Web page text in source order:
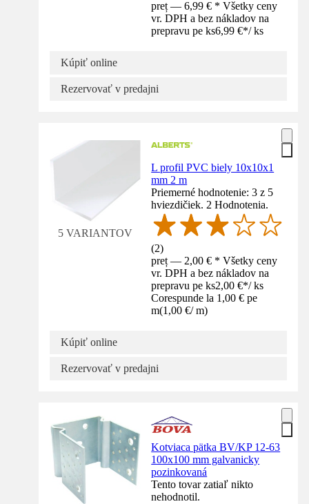
preț — 6,99 € * Všetky ceny
vr. DPH a bez nákladov na
prepravu pe ks6,99 €*/ ks
Kúpiť online
Rezervovať v predajni
5 VARIANTOV
L profil PVC biely 10x10x1
mm 2 m
Priemerné hodnotenie: 3 z 5
hviezdičiek. 2 Hodnotenia.
(2)
preț — 2,00 € * Všetky ceny
vr. DPH a bez nákladov na
prepravu pe ks2,00 €*/ ks
Corespunde la 1,00 € pe
m(1,00 €/ m)
Kúpiť online
Rezervovať v predajni
Kotviaca pätka BV/KP 12-63
100x100 mm galvanicky
pozinkovaná
Tento tovar zatiaľ nikto
nehodnotil.